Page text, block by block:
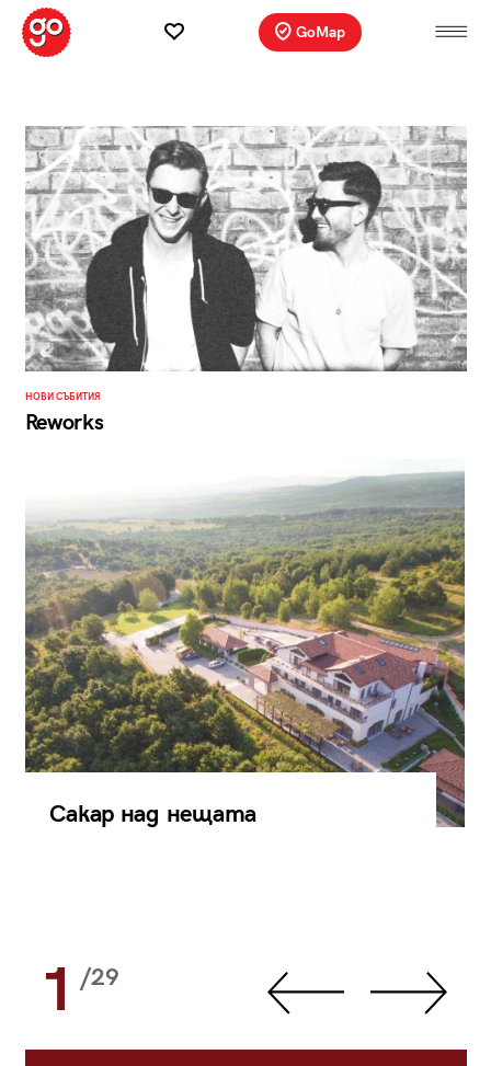
GoMap
НОВИ СЪБИТИЯ
Reworks
Сакар над нещата
1 /29